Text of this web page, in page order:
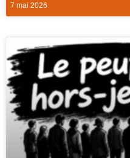
7 mai 2026